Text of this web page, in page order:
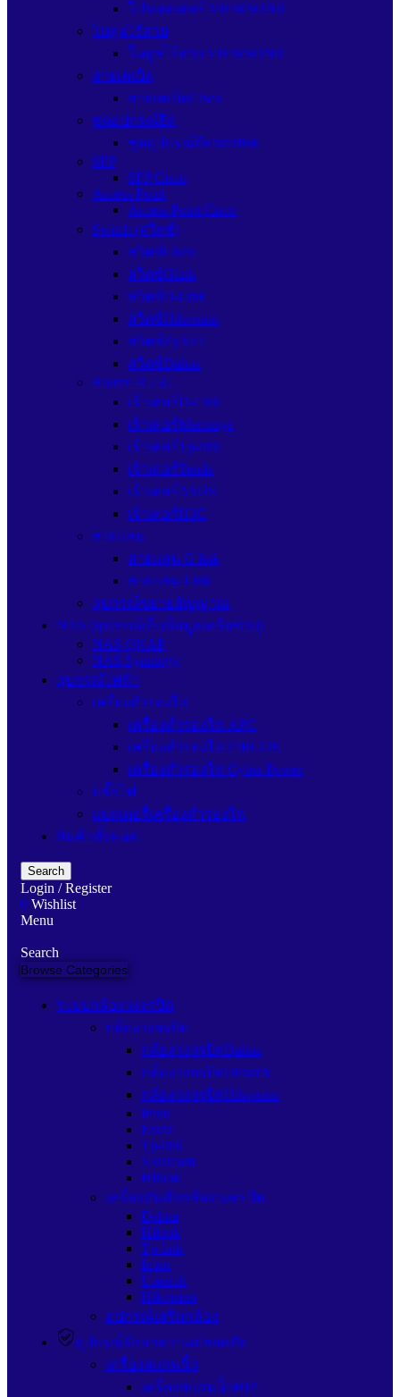
โปรเจคเตอร์ VIEWSONIC
โมดูลไร้สาย
โมดูลไร้สาย VIEWSONIC
สายเคเบิล
สายเคเบิลCisco
ชุดอุปกรณ์ยึด
ชุดอุปกรณ์ยึดInterlink
SFP
SFP Cisco
Access Point
Access Point Cisco
Switch (สวิตช์)
สวิตช์Cisco
สวิตช์Glink
สวิตซ์D-Link
สวิตซ์Hikvision
สวิตซ์ZyXEL
สวิตซ์Dahua
Router 4G/5G
เร้าเตอร์D-Link
เร้าเตอร์Mercusys
เร้าเตอร์Tp-link
เร้าเตอร์Tenda
เร้าเตอร์ASUS
เร้าเตอร์H3C
สายแลน
สายแลน G link
สายแลน Link
อุปกรณ์ขยายสัญญาณ
NAS (อุปกรณ์เก็บข้อมูลเครือข่าย)
NAS QNAP
NAS Synology
อุปกรณ์ไฟฟ้า
เครื่องสำรองไฟ
เครื่องสำรองไฟ APC
เครื่องสำรองไฟ ZIRCON
เครื่องสำรองไฟ Cyber Power
ปลั๊กไฟ
แบตเตอรี่เครื่องสำรองไฟ
สินค้าทั้งหมด
Search
Login / Register
0 Wishlist
Menu
Search
Browse Categories
ระบบกล้องวงจรปิด
กล้องวงจรปิด
กล้องวงจรปิดDahua
กล้องวงจรปิดUniarch
กล้องวงจรปิดHikvision
Imou
Ezviz
Tp-link
Vstarcam
Hilook
เครื่องบันทึกกล้องวงจรปิด
Dahua
Hilook
Tp-link
Imou
Uniarch
Hikvision
อุปกรณ์เสริมกล้อง
อุปกรณ์รักษาความปลอดภัย
เครื่องสแกนนิ้ว
เครื่องสแกนนิ้วHIP